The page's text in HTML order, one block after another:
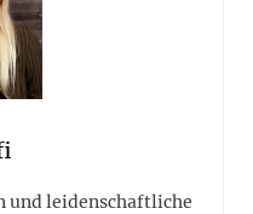
und leidenschaftliche